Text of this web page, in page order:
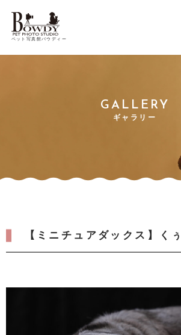
ペット写真館バウディー
GALLERY
ギャラリー
【ミニチュアダックス】く